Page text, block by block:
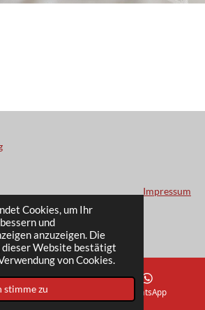
Cookies, um Ihr
und
anzuzeigen. Die
Website bestätigt
von Cookies.
stimme zu
Impressum
Telefon WhatsApp